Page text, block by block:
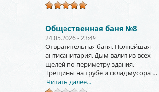
Общественная баня №8
24.05.2026 - 23:49
Отвратительная баня. Полнейшая
антисанитария. Дым валит из всех
щелей по периметру здания.
Трещины на трубе и склад мусора за
торцом зданиями.
Читать далее...